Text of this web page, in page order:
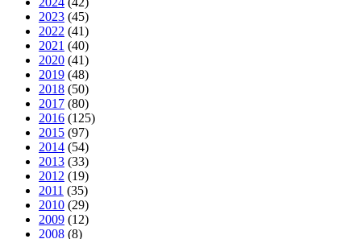
2023 (45)
2022 (41)
2021 (40)
2020 (41)
2019 (48)
2018 (50)
2017 (80)
2016 (125)
2015 (97)
2014 (54)
2013 (33)
2012 (19)
2011 (35)
2010 (29)
2009 (12)
2008 (8)